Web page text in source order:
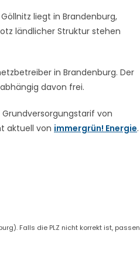
liegt in Brandenburg,
ländlicher Struktur stehen
in Brandenburg. Der
davon frei.
von
aktuell von immergrün! Energie.
Falls die PLZ nicht korrekt ist, passen